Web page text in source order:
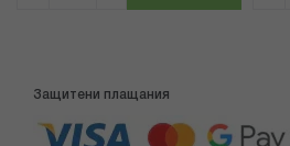
Защитени плащания